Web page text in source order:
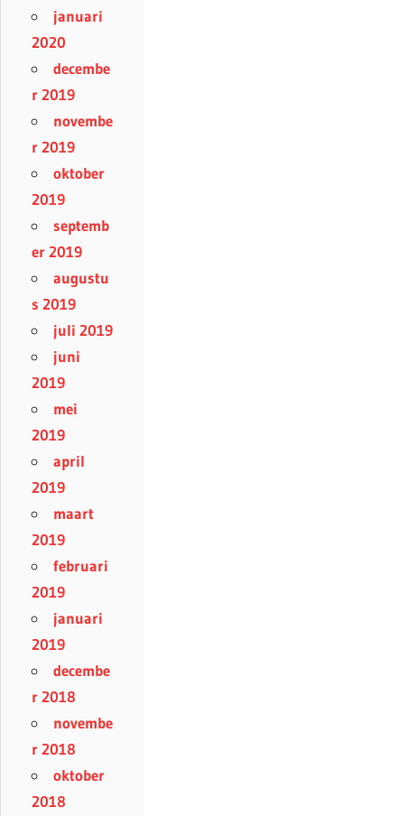
januari
2020
decembe
r 2019
novembe
r 2019
oktober
2019
septemb
er 2019
augustu
s 2019
juli 2019
juni
2019
mei
2019
april
2019
maart
2019
februari
2019
januari
2019
decembe
r 2018
novembe
r 2018
oktober
2018